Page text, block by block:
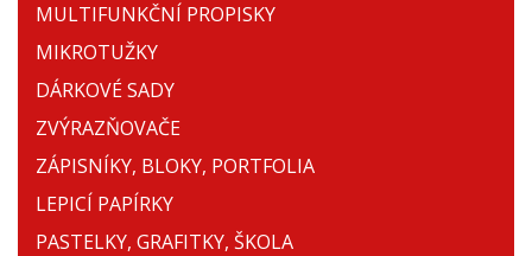
MULTIFUNKČNÍ PROPISKY
MIKROTUŽKY
DÁRKOVÉ SADY
ZVÝRAZŇOVAČE
ZÁPISNÍKY, BLOKY, PORTFOLIA
LEPICÍ PAPÍRKY
PASTELKY, GRAFITKY, ŠKOLA